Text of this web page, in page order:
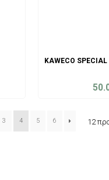
KAWECO
3 4 5 6